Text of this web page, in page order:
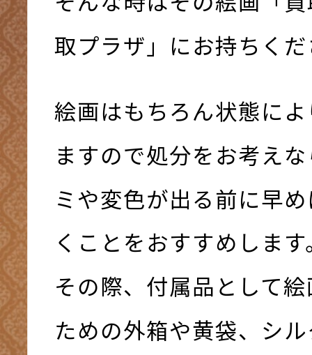
取プラザ」にお持ちく
絵画はもちろん状態に
ますので処分をお考え
ミや変色が出る前に早
くことをおすすめします
その際、付属品として
ための外箱や黄袋、シ